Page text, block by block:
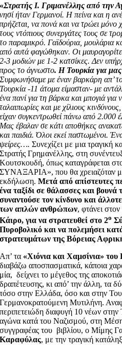
«Στρατής Ι. Γριμανέλλης από την
νησί ήταν Γερμανοί. Η πείνα και η
πρήζεται, να πονά και να τρώει
τους ντόπιους συνεργάτες τους σε
το παραμικρό. Γαϊδούρια,
από αυτά φαγώθηκαν. Οι
2-3 μοδιών με 1-2 κατσίκες. Δεν
προς το άγνωστο. Η Τουρκία για
Συμφωνήσαμε με έναν βαρκάρη απ’
Τουρκία -11 άτομα είμασταν- με
ένα πανί για τη βάρκα και μπογιά
ταλαιπωρίες και με χίλιους
είχαν συγκεντρωθεί πάνω από 2.000
Μας έβαλαν σε κάτι αποθήκες
και παιδιά. Όλοι εκεί παστωμένοι.
ψείρες…. Συνεχίζει με μια τραγική
Στρατής Γρημανέλλης, στη
Κουτσκουδή, όπως καταγράφεται
ΣΥΝΑΞΑΡΙΑ», που θα χρειαζόταν
εκδήλωση.Μετά από απίστευτες
ένα ταξίδι σε θάλασσες και
συναντούσε τον κίνδυνο και
των απλών ανθρώπων, φτάνει
Κάιρο, για να στρατευθεί στο 2ο
Πυροβολικό και να πολεμήσει
στρατευμάτων της Βόρειας
Απ’ τα «Χιόνια και Χαμσίνια»
διαβάζω αποσπασματικά, κάποια
μία, δείχνει το μέγεθος της
δραπέτευσης, κι από’ την άλλη, τα
τόσο στην Ελλάδα, όσο και στην
Γερμανοκρατούμενη Μυτιλήνη.
περιπετειώδη διαφυγή 10 νέων στην
αγώνα κατά του Ναζισμού, στη
συγγραφέας του βιβλίου, ο Μίμης
Καραφύλας, με την τραγική